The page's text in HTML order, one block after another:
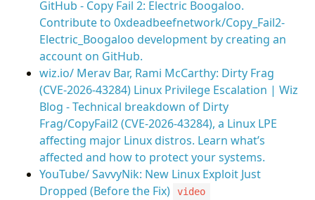
GitHub - Copy Fail 2: Electric Boogaloo.
Contribute to 0xdeadbeefnetwork/Copy_Fail2-
Electric_Boogaloo development by creating an
account on GitHub.
wiz.io/ Merav Bar, Rami McCarthy: Dirty Frag
(CVE-2026-43284) Linux Privilege Escalation | Wiz
Blog - Technical breakdown of Dirty
Frag/CopyFail2 (CVE-2026-43284), a Linux LPE
affecting major Linux distros. Learn what’s
affected and how to protect your systems.
YouTube/ SavvyNik: New Linux Exploit Just
Dropped (Before the Fix)
video